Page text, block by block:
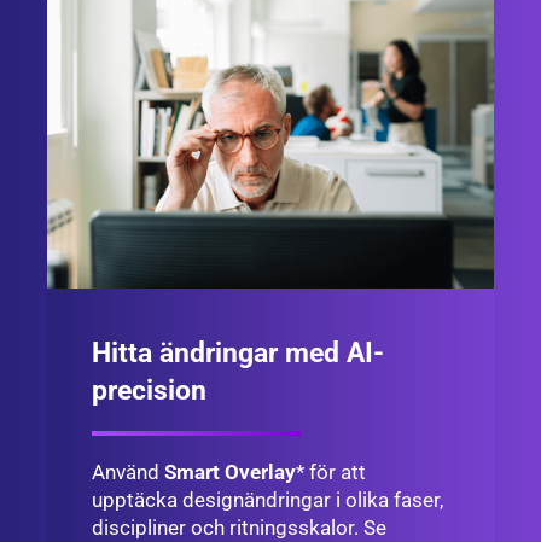
Hitta ändringar med AI-
precision
AnvändSmart Overlay* för att
upptäcka designändringar i olika faser,
discipliner och ritningsskalor. Se